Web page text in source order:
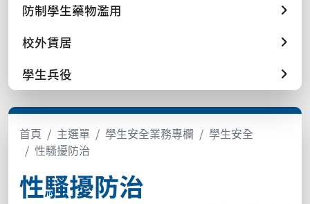
防制學生藥物濫用
校外賃居
學生兵役
首頁 主選單 學生安全業務專欄
學生安全
性騷擾防治
性騷擾防治